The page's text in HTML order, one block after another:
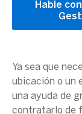
Hable
Ya sea que
ubicación o un
una ayuda de
contratarlo de